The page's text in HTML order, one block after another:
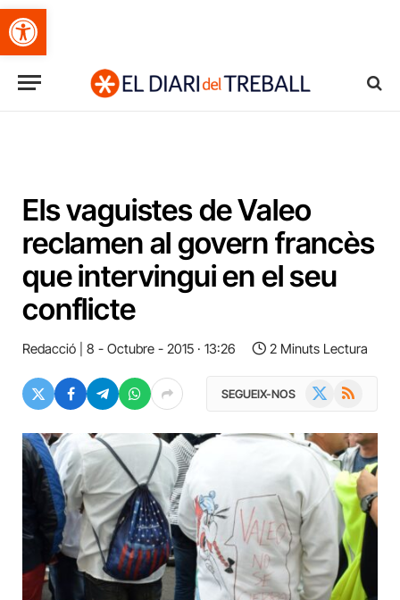
Obre la barra d'eines
Els vaguistes de Valeo
reclamen al govern francès
que intervingui en el seu
conflicte
Redacció 8 - Octubre - 2015 · 13:26 2 Minuts Lectura
SEGUEIX-NOS RSS